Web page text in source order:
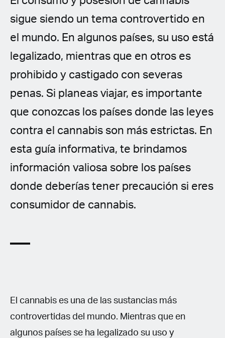
Czech
Polish
sigue siendo un tema controvertido en
el mundo. En algunos países, su uso está
legalizado, mientras que en otros es
prohibido y castigado con severas
penas. Si planeas viajar, es importante
que conozcas los países donde las leyes
contra el cannabis son más estrictas. En
esta guía informativa, te brindamos
información valiosa sobre los países
donde deberías tener precaución si eres
consumidor de cannabis.
El cannabis es una de las sustancias más
controvertidas del mundo. Mientras que en
algunos países se ha legalizado su uso y